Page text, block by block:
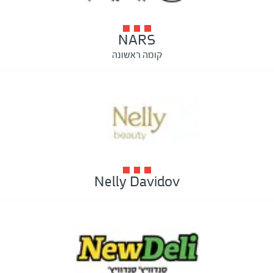
NARS
קומה ראשונה
Nelly Davidov